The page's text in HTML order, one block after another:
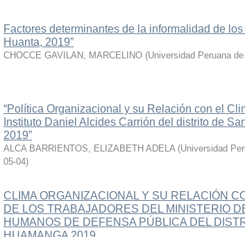
Factores determinantes de la informalidad de
Huanta, 2019”
CHOCCE GAVILAN, MARCELINO (Universidad Peruana
“Política Organizacional y su Relación con el
Instituto Daniel Alcides Carrión del distrito de
2019”
ALCA BARRIENTOS, ELIZABETH ADELA (Universidad
05-04)
CLIMA ORGANIZACIONAL Y SU RELACIÓN
DE LOS TRABAJADORES DEL MINISTERIO
HUMANOS DE DEFENSA PÚBLICA DEL